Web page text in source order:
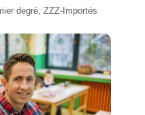
degré, ZZZ-Importés